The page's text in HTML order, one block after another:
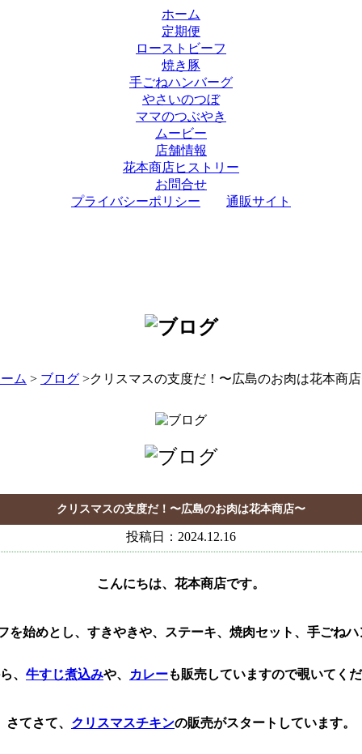
ホーム
定期便
ローストビーフ
焼き豚
手ごねハンバーグ
やさいのつぼ
ママのつぶやき
ムービー
店舗情報
花本商店ヒストリー
お問合せ
プライバシーポリシー
通販サイト
ム > ブログ >クリスマスの支度だ！〜広島のお肉は花本商
クリスマスの支度だ！〜広島のお肉は花本商店〜
投稿日：2024.12.16
こんにちは、花本商店です。
を始めとし、すきやきや、ステーキ、焼肉セット、手ごね
、 牛すじ煮込みや、 カレーも販売していますので覗いてく
さてさて、 クリスマスチキン